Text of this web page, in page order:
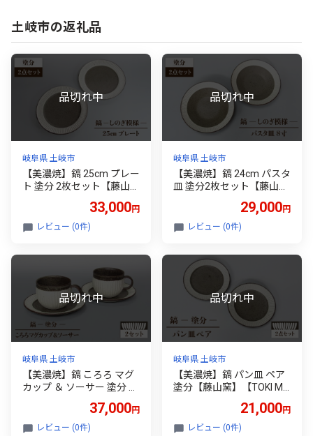
土岐市の返礼品
岐阜県 土岐市
【美濃焼】鎬 25cm プレー
ト 塗分 2枚セット【藤山
窯】【TOKI MINOYAKI返礼
品】食器 プレート 皿 [MA
H127]
33,000円
レビュー (0件)
岐阜県 土岐市
【美濃焼】鎬 24cm パスタ
皿 塗分2枚セット【藤山
窯】【TOKI MINOYAKI返礼
品】食器 皿 プレート [MA
H121]
29,000円
レビュー (0件)
岐阜県 土岐市
【美濃焼】鎬 ころろ マグ
カップ ＆ ソーサー 塗分 2
セット【藤山窯】【TOKI
MINOYAKI返礼品】食器 マ
グカップ プレート [MAH1
37,000円
レビュー (0件)
岐阜県 土岐市
【美濃焼】鎬 パン皿 ペア
塗分【藤山窯】【TOKI MI
NOYAKI返礼品】食器 プレ
ート 皿 [MAH114]21,000円
レビュー (0件)